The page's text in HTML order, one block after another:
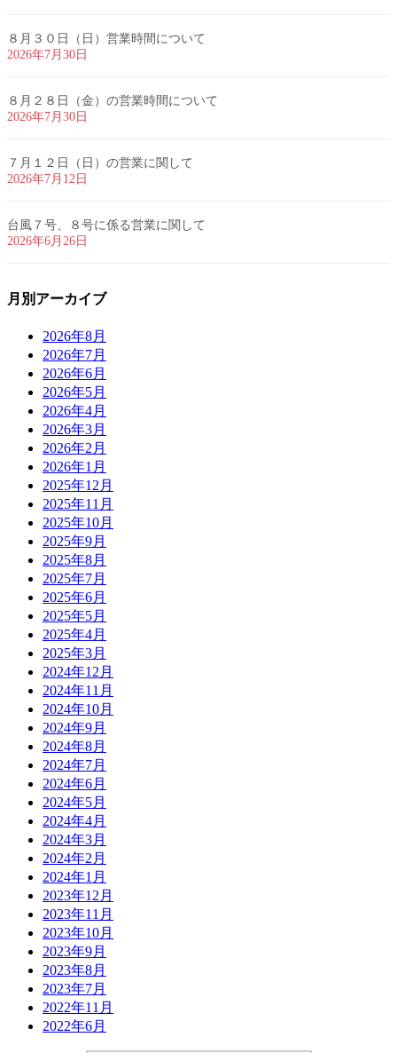
８月３０日（日）営業時間について
2026年7月30日
８月２８日（金）の営業時間について
2026年7月30日
７月１２日（日）の営業に関して
2026年7月12日
台風７号、８号に係る営業に関して
2026年6月26日
月別アーカイブ
2026年8月
2026年7月
2026年6月
2026年5月
2026年4月
2026年3月
2026年2月
2026年1月
2025年12月
2025年11月
2025年10月
2025年9月
2025年8月
2025年7月
2025年6月
2025年5月
2025年4月
2025年3月
2024年12月
2024年11月
2024年10月
2024年9月
2024年8月
2024年7月
2024年6月
2024年5月
2024年4月
2024年3月
2024年2月
2024年1月
2023年12月
2023年11月
2023年10月
2023年9月
2023年8月
2023年7月
2022年11月
2022年6月